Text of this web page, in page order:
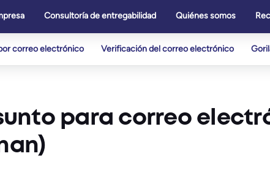
Consultoría de entregabilidad Quiénes somos
correo electrónico Verificación del correo electrónico
para correo